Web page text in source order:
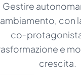
Gestire
con
e
crescita.